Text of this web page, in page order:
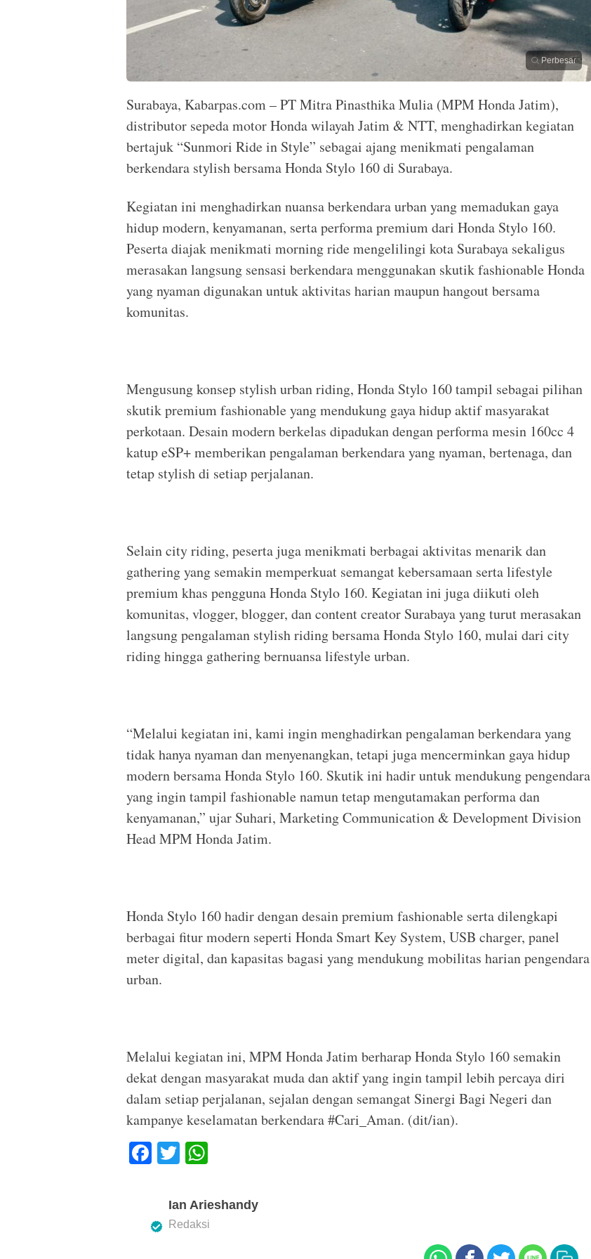
Perbesar
Surabaya, Kabarpas.com – PT Mitra Pinasthika Mulia (MPM Honda Jatim),
distributor sepeda motor Honda wilayah Jatim & NTT, menghadirkan kegiatan
bertajuk “Sunmori Ride in Style” sebagai ajang menikmati pengalaman
berkendara stylish bersama Honda Stylo 160 di Surabaya.
Kegiatan ini menghadirkan nuansa berkendara urban yang memadukan gaya
hidup modern, kenyamanan, serta performa premium dari Honda Stylo 160.
Peserta diajak menikmati morning ride mengelilingi kota Surabaya sekaligus
merasakan langsung sensasi berkendara menggunakan skutik fashionable Honda
yang nyaman digunakan untuk aktivitas harian maupun hangout bersama
komunitas.
Mengusung konsep stylish urban riding, Honda Stylo 160 tampil sebagai pilihan
skutik premium fashionable yang mendukung gaya hidup aktif masyarakat
perkotaan. Desain modern berkelas dipadukan dengan performa mesin 160cc 4
katup eSP+ memberikan pengalaman berkendara yang nyaman, bertenaga, dan
tetap stylish di setiap perjalanan.
Selain city riding, peserta juga menikmati berbagai aktivitas menarik dan
gathering yang semakin memperkuat semangat kebersamaan serta lifestyle
premium khas pengguna Honda Stylo 160. Kegiatan ini juga diikuti oleh
komunitas, vlogger, blogger, dan content creator Surabaya yang turut merasakan
langsung pengalaman stylish riding bersama Honda Stylo 160, mulai dari city
riding hingga gathering bernuansa lifestyle urban.
“Melalui kegiatan ini, kami ingin menghadirkan pengalaman berkendara yang
tidak hanya nyaman dan menyenangkan, tetapi juga mencerminkan gaya hidup
modern bersama Honda Stylo 160. Skutik ini hadir untuk mendukung pengendara
yang ingin tampil fashionable namun tetap mengutamakan performa dan
kenyamanan,” ujar Suhari, Marketing Communication & Development Division
Head MPM Honda Jatim.
Honda Stylo 160 hadir dengan desain premium fashionable serta dilengkapi
berbagai fitur modern seperti Honda Smart Key System, USB charger, panel
meter digital, dan kapasitas bagasi yang mendukung mobilitas harian pengendara
urban.
Melalui kegiatan ini, MPM Honda Jatim berharap Honda Stylo 160 semakin
dekat dengan masyarakat muda dan aktif yang ingin tampil lebih percaya diri
dalam setiap perjalanan, sejalan dengan semangat Sinergi Bagi Negeri dan
kampanye keselamatan berkendara #Cari_Aman. (dit/ian).
F
e
T
tt
er
at
s
Ian Arieshandy
Redaksi